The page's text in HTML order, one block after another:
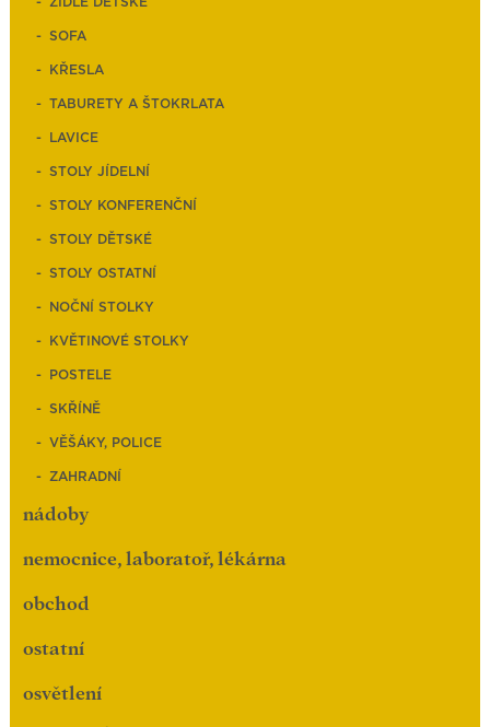
SOFA
KŘESLA
TABURETY A ŠTOKRLATA
LAVICE
STOLY JÍDELNÍ
STOLY KONFERENČNÍ
STOLY DĚTSKÉ
STOLY OSTATNÍ
NOČNÍ STOLKY
KVĚTINOVÉ STOLKY
POSTELE
SKŘÍNĚ
VĚŠÁKY, POLICE
ZAHRADNÍ
nádoby
nemocnice, laboratoř, lékárna
obchod
ostatní
osvětlení